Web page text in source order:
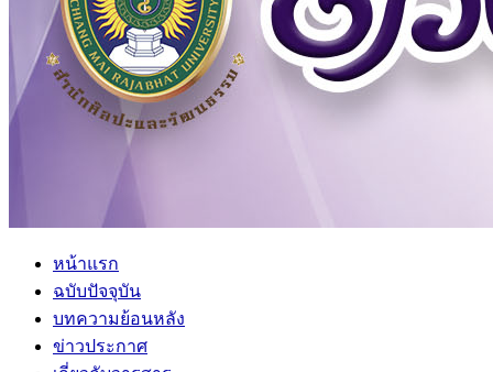
หน้าแรก
ฉบับปัจจุบัน
บทความย้อนหลัง
ข่าวประกาศ